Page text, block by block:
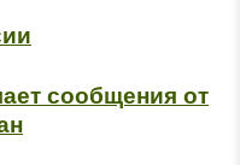
сообщения от